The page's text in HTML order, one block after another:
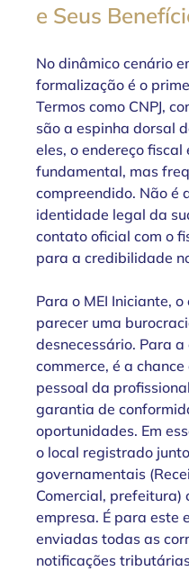
e Seus
No dinâmico cenário
formalização é o
Termos como CNPJ,
são a espinha dorsal
eles, o endereço fiscal
fundamental, mas
compreendido. Não é
identidade legal da
contato oficial com o
para a credibilidade
Para o MEI Iniciante,
parecer uma
desnecessário. Para
commerce, é a
pessoal da
garantia de
oportunidades. Em
o local registrado
governamentais
Comercial, prefeitura)
empresa. É para este
enviadas todas as
notificações